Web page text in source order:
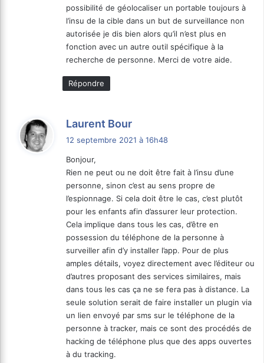
possibilité de géolocaliser un portable toujours à
l’insu de la cible dans un but de surveillance non
autorisée je dis bien alors qu’il n’est plus en
fonction avec un autre outil spécifique à la
recherche de personne. Merci de votre aide.
Répondre
Laurent Bour
:
12 septembre 2021 à 16h48
Bonjour,
Rien ne peut ou ne doit être fait à l’insu d’une
personne, sinon c’est au sens propre de
l’espionnage. Si cela doit être le cas, c’est plutôt
pour les enfants afin d’assurer leur protection.
Cela implique dans tous les cas, d’être en
possession du téléphone de la personne à
surveiller afin d’y installer l’app. Pour de plus
amples détails, voyez directement avec l’éditeur ou
d’autres proposant des services similaires, mais
dans tous les cas ça ne se fera pas à distance. La
seule solution serait de faire installer un plugin via
un lien envoyé par sms sur le téléphone de la
personne à tracker, mais ce sont des procédés de
hacking de téléphone plus que des apps ouvertes
à du tracking.